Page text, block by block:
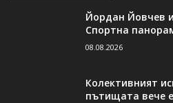
Йордан Йовчев
Спортна
08.08.2026
Колективният
пътищата вече